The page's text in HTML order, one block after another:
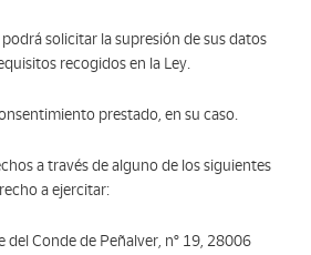
solicitar la supresión de sus datos
recogidos en la Ley.
prestado, en su caso.
a través de alguno de los siguientes
a ejercitar:
del Conde de Peñalver, nº 19, 28006